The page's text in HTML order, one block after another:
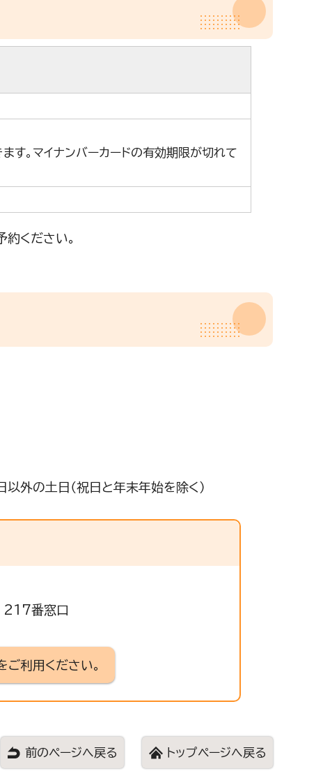
す。マイナンバーカードの有効期限が切れて
ください。
の土日（祝日と年末年始を除く）
番窓口
利用ください。
前のページへ戻る トップページへ戻る